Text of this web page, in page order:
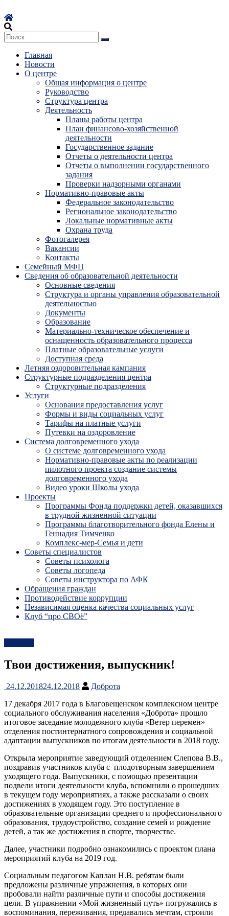
к
содержимому
Главная
Новости
О центре
Общая информация о центре
Руководство
Структура центра
Деятельность
Планы работы центра
План финансово-хозяйственной
деятельности
Государственное задание
Отчеты о деятельности центра
Отчеты о выполнении государственного
задания
Проверки надзорными органами
Нормативно-правовые акты
Федеральное законодательство
Региональное законодательство
Локальные нормативные акты
Охрана труда
Фотогалерея
Вакансии
Контакты
Семейный МФЦ
Сведения об образовательной деятельности
Основные сведения
Структура и органы управления образовательной
деятельностью
Документы
Образование
Материально-техническое обеспечение и
оснащенность образовательного процесса
Платные образовательные услуги
Доступная среда
Летняя оздоровительная кампания
Структурные подразделения центра
Структурные подразделения
Услуги
Основания предоставления услуг
Формы и виды социальных услуг
Тарифы на платные услуги
Путевки на оздоровление
Система долговременного ухода
О системе долговременного ухода
Нормативно-правовые акты по реализации
пилотного проекта создание системы
долговременного ухода
Видео уроки Школы ухода
Проекты
Программы Фонда поддержки детей, оказавшихся
в трудной жизненной ситуации
Программы благотворительного фонда Елены и
Геннадия Тимченко
Комплекс-мер-Семья и дети
Советы специалистов
Советы психолога
Советы логопеда
Советы инструктора по АФК
Обращения граждан
Противодействие коррупции
Независимая оценка качества социальных услуг
Клуб “про СВОё”
Твои достижения, выпускник!
24.12.201824.12.2018
Доброта
17 декабря 2017 года в Благовещенском комплексном центре
социального обслуживания населения «Доброта» прошло
итоговое заседание молодежного клуба «Ветер перемен»
отделения постинтернатного сопровождения и социальной
адаптации выпускников по итогам деятельности в 2018 году.
Открыла мероприятие заведующий отделением Слепова В.В.,
поздравив участников клуба с плодотворным завершением
уходящего года. Выпускники, с помощью презентации
подвели итоги деятельности клуба, вспомнили о прошедших
в текущем году мероприятиях, а также рассказали о своих
достижениях в уходящем году. Это поступление в
образовательные организации среднего и профессионального
образования, трудоустройство, создание семей и рождение
детей, а так же достижения в спорте, творчестве.
Далее, участники подробно ознакомились с проектом плана
мероприятий клуба на 2019 год.
Социальным педагогом Каплан Н.В. ребятам были
предложены различные упражнения, в которых они
пробовали найти различные пути и способы достижения
цели. В упражнении «Мой жизненный путь» погружались в
воспоминания, переживания, предавались мечтам, строили